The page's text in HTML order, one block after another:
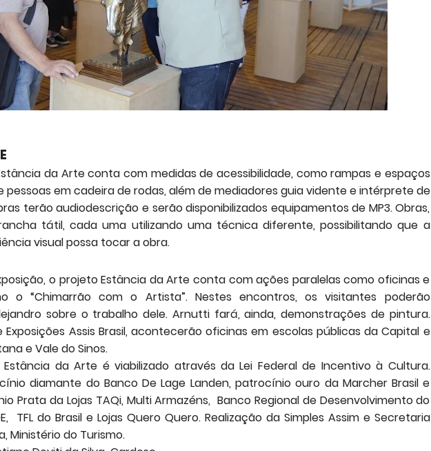
da Arte conta com medidas de acessibilidade, como rampas e espaços
pessoas em cadeira de rodas, além de mediadores guia vidente e intérprete de
terão audiodescrição e serão disponibilizados equipamentos de MP3. Obras,
tátil, cada uma utilizando uma técnica diferente, possibilitando que a
visual possa tocar a obra.
o projeto Estância da Arte conta com ações paralelas como oficinas e
o “Chimarrão com o Artista”. Nestes encontros, os visitantes poderão
sobre o trabalho dele. Arnutti fará, ainda, demonstrações de pintura.
Exposições Assis Brasil, acontecerão oficinas em escolas públicas da Capital e
e Vale do Sinos.
Estância da Arte é viabilizado através da Lei Federal de Incentivo à Cultura.
diamante do Banco De Lage Landen, patrocínio ouro da Marcher Brasil e
Prata da Lojas TAQi, Multi Armazéns, Banco Regional de Desenvolvimento do
TFL do Brasil e Lojas Quero Quero. Realização da Simples Assim e Secretaria
Ministério do Turismo.